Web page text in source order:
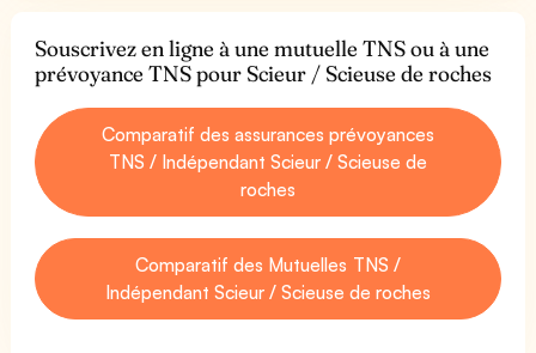
Souscrivez en ligne à une mutuelle TNS ou à une
prévoyance TNS pour Scieur / Scieuse de roches
Comparatif des assurances prévoyances
TNS / Indépendant Scieur / Scieuse de
roches
Comparatif des Mutuelles TNS /
Indépendant Scieur / Scieuse de roches